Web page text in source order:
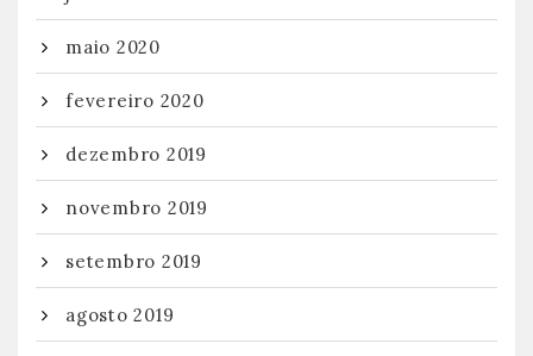
maio 2020
fevereiro 2020
dezembro 2019
novembro 2019
setembro 2019
agosto 2019